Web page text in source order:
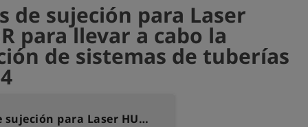
de sujeción para Laser
para llevar a cabo la
de sistemas de tuberías
Correas de sujeción para Laser HUNTER para llevar a cabo la inspección de sistemas de tuberías